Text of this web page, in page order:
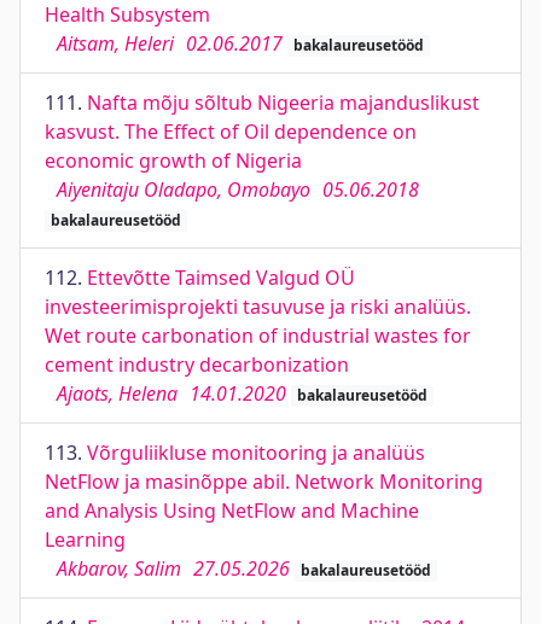
Health Subsystem
Aitsam, Heleri 02.06.2017 bakalaureusetööd
111. Nafta mõju sõltub Nigeeria majanduslikust
kasvust. The Effect of Oil dependence on
economic growth of Nigeria
Aiyenitaju Oladapo, Omobayo 05.06.2018
bakalaureusetööd
112. Ettevõtte Taimsed Valgud OÜ
investeerimisprojekti tasuvuse ja riski analüüs.
Wet route carbonation of industrial wastes for
cement industry decarbonization
Ajaots, Helena 14.01.2020 bakalaureusetööd
113. Võrguliikluse monitooring ja analüüs
NetFlow ja masinõppe abil. Network Monitoring
and Analysis Using NetFlow and Machine
Learning
Akbarov, Salim 27.05.2026 bakalaureusetööd